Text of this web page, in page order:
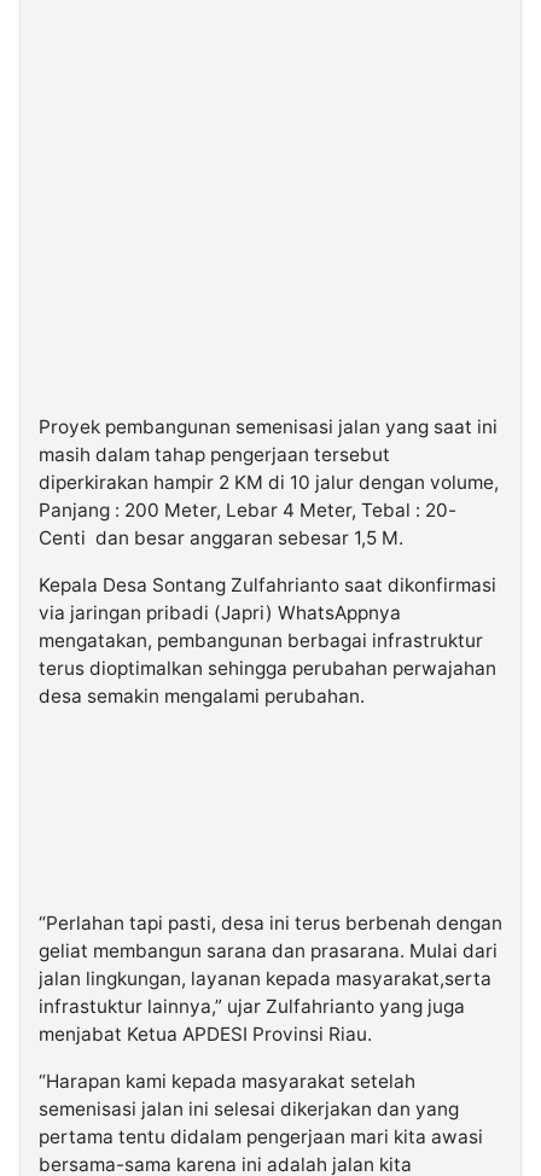
Proyek pembangunan semenisasi jalan yang saat ini
masih dalam tahap pengerjaan tersebut
diperkirakan hampir 2 KM di 10 jalur dengan volume,
Panjang : 200 Meter, Lebar 4 Meter, Tebal : 20-
Centi dan besar anggaran sebesar 1,5 M.
Kepala Desa Sontang Zulfahrianto saat dikonfirmasi
via jaringan pribadi (Japri) WhatsAppnya
mengatakan, pembangunan berbagai infrastruktur
terus dioptimalkan sehingga perubahan perwajahan
desa semakin mengalami perubahan.
“Perlahan tapi pasti, desa ini terus berbenah dengan
geliat membangun sarana dan prasarana. Mulai dari
jalan lingkungan, layanan kepada masyarakat,serta
infrastuktur lainnya,” ujar Zulfahrianto yang juga
menjabat Ketua APDESI Provinsi Riau.
“Harapan kami kepada masyarakat setelah
semenisasi jalan ini selesai dikerjakan dan yang
pertama tentu didalam pengerjaan mari kita awasi
bersama-sama karena ini adalah jalan kita